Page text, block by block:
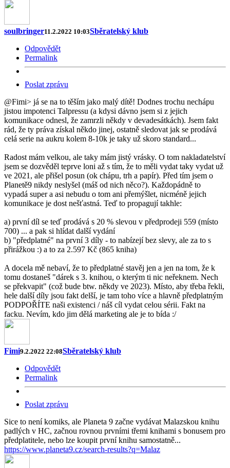
soulbringer11.2.2022 10:03Sběratelský klub
Odpovědět
Permalink
Poslat zprávu
@Fimi> já se na to těším jako malý dítě! Dodnes trochu nechápu
jistou impotenci Talpressu (a kdysi dávno jsem si z jejich
komunikace odnesl, že zamrzli někdy v devadesátkách). Jsem fakt
rád, že ty práva získal někdo jinej, ostatně sledovat jak se prodává
celá serie na aukru kolem 8-10k je taky už skoro standard...
Radost mám velkou, ale taky mám jistý vrásky. O tom nakladatelství
jsem se dozvěděl teprve loni až s tím, že to měli vydat taky vydat už
ve 2021, ale přišel posun (ok chápu, trh a papír). Před tím jsem o
Planetě9 nikdy neslyšel (máš od nich něco?). Každopádně to
vypadá super a asi nebudu o tom ani přemýšlet, nicméně jejich
komunikace je dost nešťastná. Teď to propagují takhle:
a) první díl se teď prodává s 20 % slevou v předprodeji 559 (místo
700) ... a pak si hlídat další vydání
b) "předplatné" na první 3 díly - to nabízejí bez slevy, ale za to s
přirážkou :) a to za 2.597 Kč (865 kniha)
A docela mě nebaví, že to předplatné stavěj jen a jen na tom, že k
tomu dostaneš "dárek s 3. knihou, o kterým ti nic neřeknem. Nech
se překvapit" (což bude btw. někdy ve 2023). Místo, aby třeba řekli,
hele další díly jsou fakt delší, je tam toho více a hlavně předplatným
PODPOŘÍTE naši existenci / náš cíl vydat celou sérii. Fakt na
facku. Nevím, kdo jim dělá marketing ale je to bída :/
Fimi9.2.2022 22:08Sběratelský klub
Odpovědět
Permalink
Poslat zprávu
Sice to není komiks, ale Planeta 9 začne vydávat Malazskou knihu
padlých v HC, začnou rovnou prvními třemi knihami s bonusem pro
předplatitele, nebo lze koupit první knihu samostatně...
https://www.planeta9.cz/search-results?q=Malaz